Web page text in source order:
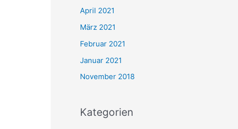
April 2021
März 2021
Februar 2021
Januar 2021
November 2018
Kategorien